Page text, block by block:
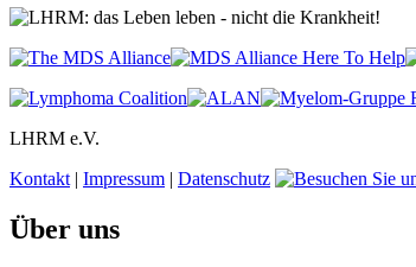
LHRM e.V.
Kontakt | Impressum | Datenschutz
Über uns